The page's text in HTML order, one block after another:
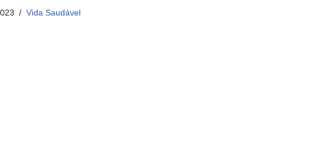
Vida Saudável